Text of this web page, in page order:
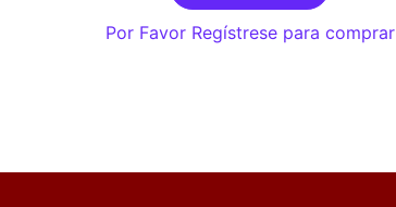
Por Favor Regístrese para comprar